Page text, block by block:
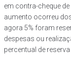
em contra-cheque
aumento ocorreu
agora 5% foram
despesas ou
percentual de